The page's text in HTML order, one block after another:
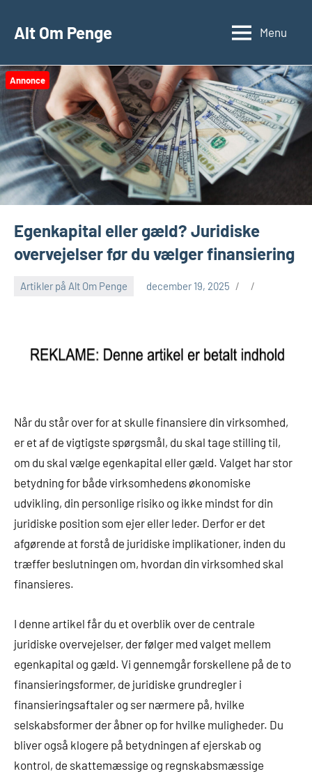
Alt Om Penge Menu
Annonce
Egenkapital eller gæld? Juridiske
overvejelser før du vælger finansiering
Artikler på Alt Om Penge december 19, 2025
Når du står over for at skulle finansiere din virksomhed,
er et af de vigtigste spørgsmål, du skal tage stilling til,
om du skal vælge egenkapital eller gæld. Valget har stor
betydning for både virksomhedens økonomiske
udvikling, din personlige risiko og ikke mindst for din
juridiske position som ejer eller leder. Derfor er det
afgørende at forstå de juridiske implikationer, inden du
træffer beslutningen om, hvordan din virksomhed skal
finansieres.
I denne artikel får du et overblik over de centrale
juridiske overvejelser, der følger med valget mellem
egenkapital og gæld. Vi gennemgår forskellene på de to
finansieringsformer, de juridiske grundregler i
finansieringsaftaler og ser nærmere på, hvilke
selskabsformer der åbner op for hvilke muligheder. Du
bliver også klogere på betydningen af ejerskab og
kontrol, de skattemæssige og regnskabsmæssige